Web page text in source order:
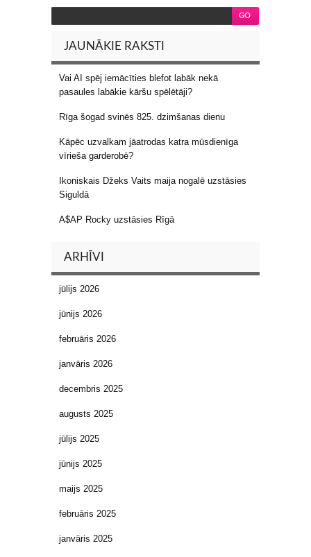
JAUNĀKIE RAKSTI
Vai AI spēj iemācīties blefot labāk nekā
pasaules labākie kāršu spēlētāji?
Rīga šogad svinēs 825. dzimšanas dienu
Kāpēc uzvalkam jāatrodas katra mūsdienīga
vīrieša garderobē?
Ikoniskais Džeks Vaits maija nogalē uzstāsies
Siguldā
A$AP Rocky uzstāsies Rīgā
ARHĪVI
jūlijs 2026
jūnijs 2026
februāris 2026
janvāris 2026
decembris 2025
augusts 2025
jūlijs 2025
jūnijs 2025
maijs 2025
februāris 2025
janvāris 2025